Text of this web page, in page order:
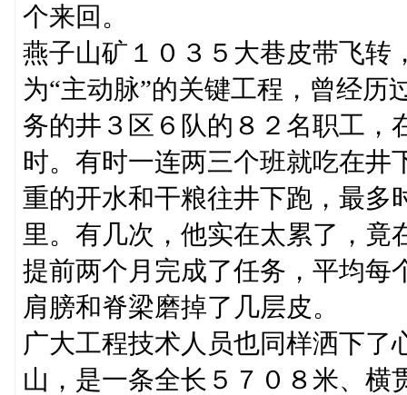
个来回。
燕子山矿１０３５大巷皮带飞转
为“主动脉”的关键工程，曾经历
务的井３区６队的８２名职工，
时。有时一连两三个班就吃在井
重的开水和干粮往井下跑，最多
里。有几次，他实在太累了，竟
提前两个月完成了任务，平均每
肩膀和脊梁磨掉了几层皮。
广大工程技术人员也同样洒下了
山，是一条全长５７０８米、横